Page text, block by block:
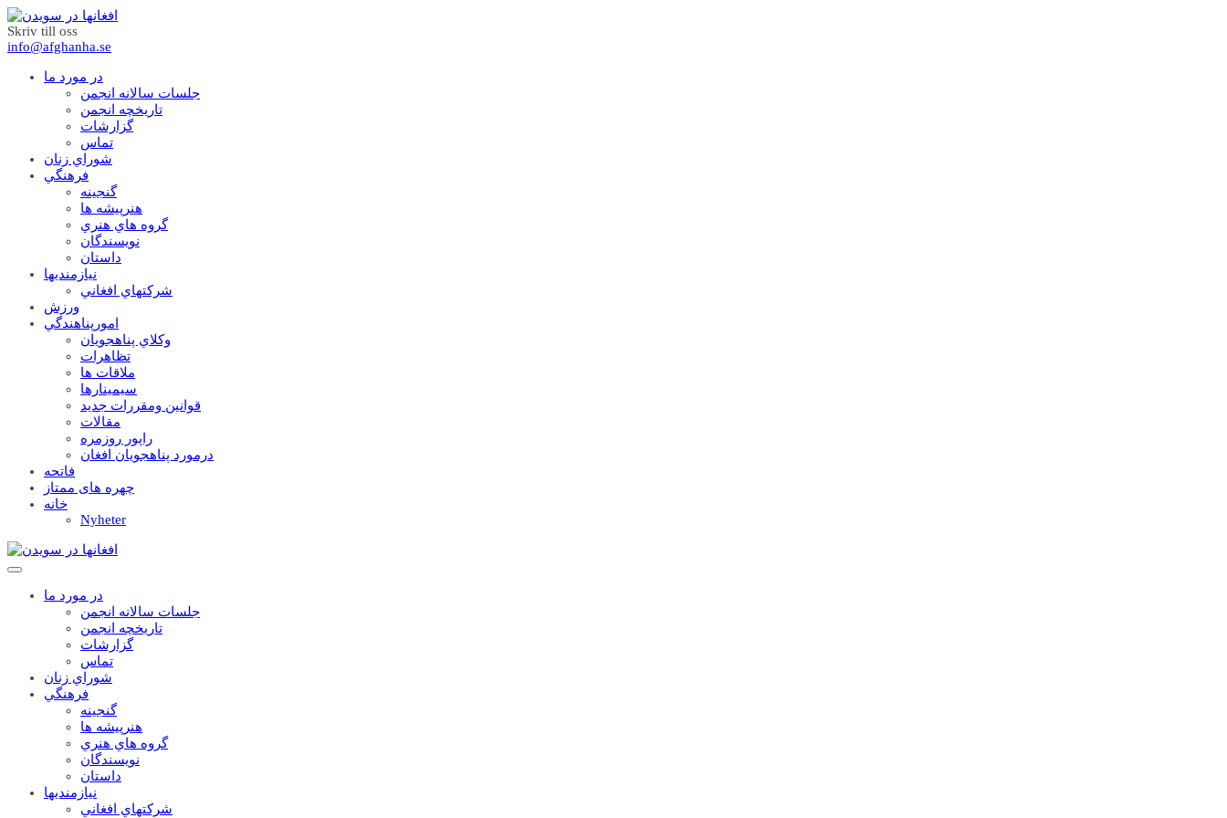
Skriv till oss
info@afghanha.se
در مورد ما
جلسات سالانه انجمن
تاریخچه انجمن
گزارشات
تماس
شوراي زنان
فرهنگي
گنجينه
هنرپيشه ها
گروه هاي هنري
نويسندگان
داستان
نيازمنديها
شرکتهاي افغاني
ورزش
امورپناهندگي
وکلاي پناهجويان
تظاهرات
ملاقات ها
سيمينارها
قوانين ومقررات جديد
مقالات
راپور روزمره
درمورد پناهجويان افغان
فاتحه
چهره های ممتاز
خانه
Nyheter
در مورد ما
جلسات سالانه انجمن
تاریخچه انجمن
گزارشات
تماس
شوراي زنان
فرهنگي
گنجينه
هنرپيشه ها
گروه هاي هنري
نويسندگان
داستان
نيازمنديها
شرکتهاي افغاني